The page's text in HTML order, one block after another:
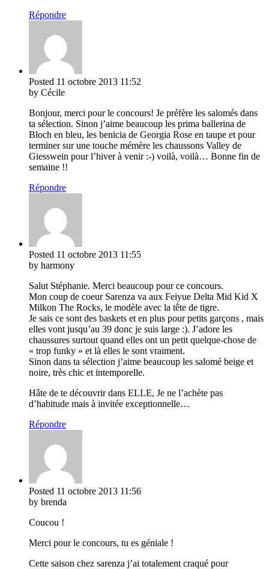
Répondre
Posted 11 octobre 2013 11:52
by Cécile
Bonjour, merci pour le concours! Je préfère les salomés dans
ta sélection. Sinon j’aime beaucoup les prima ballerina de
Bloch en bleu, les benicia de Georgia Rose en taupe et pour
terminer sur une touche mémère les chaussons Valley de
Giesswein pour l’hiver à venir :-) voilà, voilà… Bonne fin de
semaine !!
Répondre
Posted 11 octobre 2013 11:55
by harmony
Salut Stéphanie. Merci beaucoup pour ce concours.
Mon coup de coeur Sarenza va aux Feiyue Delta Mid Kid X
Milkon The Rocks, le modèle avec la tête de tigre.
Je sais ce sont des baskets et en plus pour petits garçons , mais
elles vont jusqu’au 39 donc je suis large :). J’adore les
chaussures surtout quand elles ont un petit quelque-chose de
« trop funky » et là elles le sont vraiment.
Sinon dans ta sélection j’aime beaucoup les salomé beige et
noire, très chic et intemporelle.
Hâte de te découvrir dans ELLE, Je ne l’achète pas
d’habitude mais à invitée exceptionnelle…
Répondre
Posted 11 octobre 2013 11:56
by brenda
Coucou !
Merci pour le concours, tu es géniale !
Cette saison chez sarenza j’ai totalement craqué pour